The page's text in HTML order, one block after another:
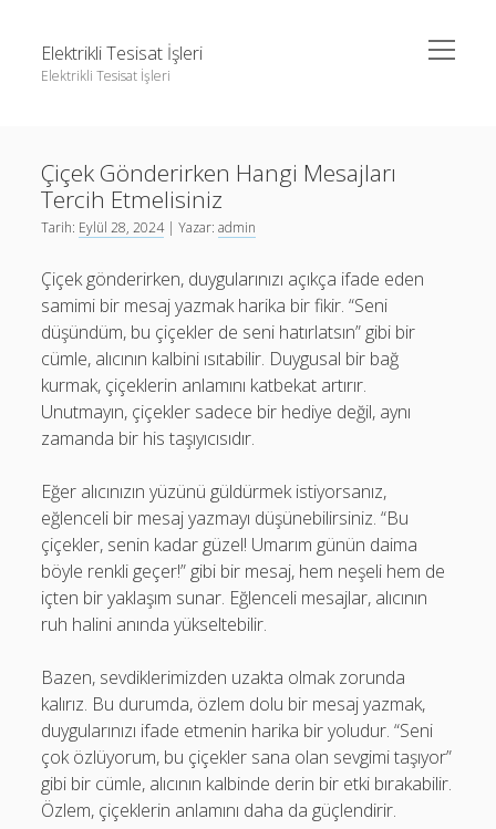
Elektrikli Tesisat İşleri
Elektrikli Tesisat İşleri
menüyü
aç
Linkedin Takipçi Çoğaltma Bedava
Liste
Tiktok Yorum Yükseltme Hilesi Bedava
Instagram Gizli Hesap Takipçileri Görme
Liste
Sayfa Listesi
Tiktok Yorum Yükseltme Hilesi Bedava
Çiçek Gönderirken Hangi Mesajları
Tercih Etmelisiniz
Tarih: Eylül 28, 2024| Yazar:admin
Çiçek gönderirken, duygularınızı açıkça ifade eden
samimi bir mesaj yazmak harika bir fikir. “Seni
düşündüm, bu çiçekler de seni hatırlatsın” gibi bir
cümle, alıcının kalbini ısıtabilir. Duygusal bir bağ
kurmak, çiçeklerin anlamını katbekat artırır.
Unutmayın, çiçekler sadece bir hediye değil, aynı
zamanda bir his taşıyıcısıdır.
Eğer alıcınızın yüzünü güldürmek istiyorsanız,
eğlenceli bir mesaj yazmayı düşünebilirsiniz. “Bu
çiçekler, senin kadar güzel! Umarım günün daima
böyle renkli geçer!” gibi bir mesaj, hem neşeli hem de
içten bir yaklaşım sunar. Eğlenceli mesajlar, alıcının
ruh halini anında yükseltebilir.
Bazen, sevdiklerimizden uzakta olmak zorunda
kalırız. Bu durumda, özlem dolu bir mesaj yazmak,
duygularınızı ifade etmenin harika bir yoludur. “Seni
çok özlüyorum, bu çiçekler sana olan sevgimi taşıyor”
gibi bir cümle, alıcının kalbinde derin bir etki bırakabilir.
Özlem, çiçeklerin anlamını daha da güçlendirir.